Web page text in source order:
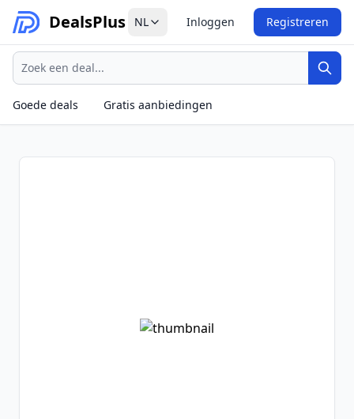
DealsPlus NL Inloggen Registreren
Zoeken
Goede deals
Gratis aanbiedingen